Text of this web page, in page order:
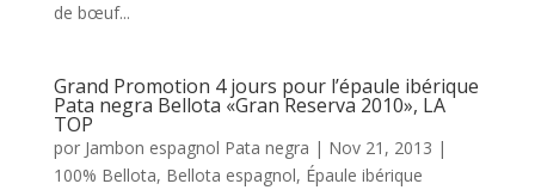
de bœuf...
Grand Promotion 4 jours pour l’épaule ibérique
Pata negra Bellota «Gran Reserva 2010», LA
TOP
por Jambon espagnol Pata negra | Nov 21, 2013 |
100% Bellota, Bellota espagnol, Épaule ibérique